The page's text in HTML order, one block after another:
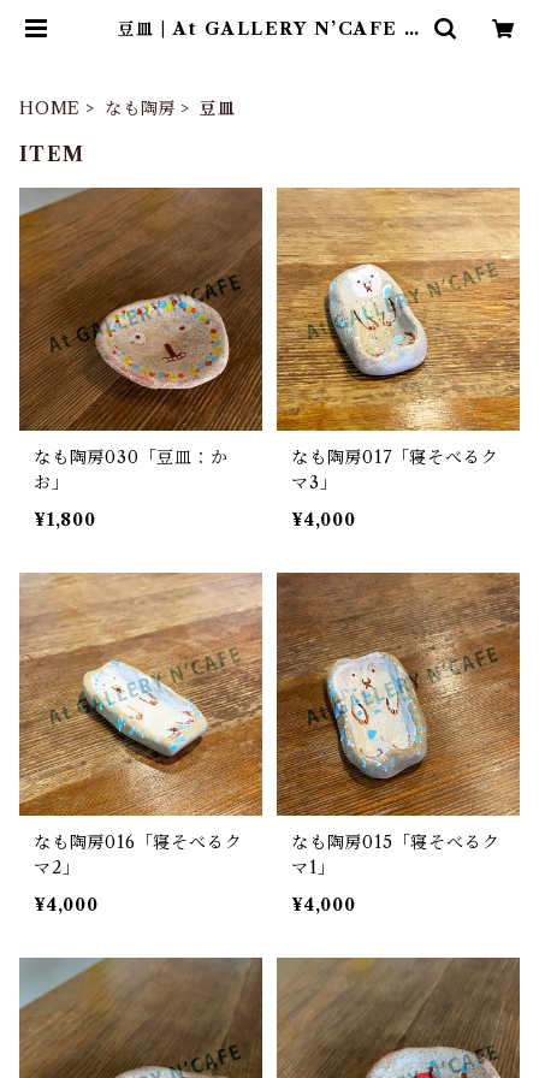
豆皿 | At GALLERY N’CAFE O
HOME なも陶房 豆皿
ITEM
なも陶房030「豆皿：か
お」
¥1,800
なも陶房017「寝そべるク
マ3」
¥4,000
なも陶房016「寝そべるク
マ2」
¥4,000
なも陶房015「寝そべるク
マ1」
¥4,000